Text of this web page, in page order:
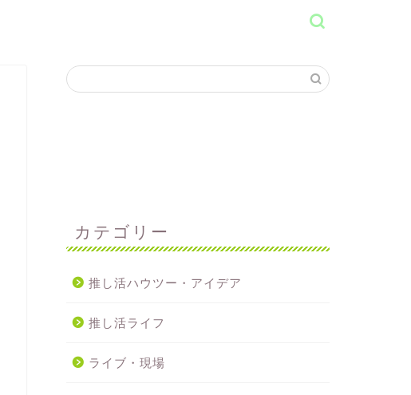
カテゴリー
推し活ハウツー・アイデア
推し活ライフ
ライブ・現場